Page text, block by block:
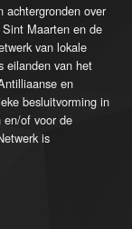
achtergronden over
Maarten en de
van lokale
eilanden van het
en
besluitvorming in
en/of voor de
is